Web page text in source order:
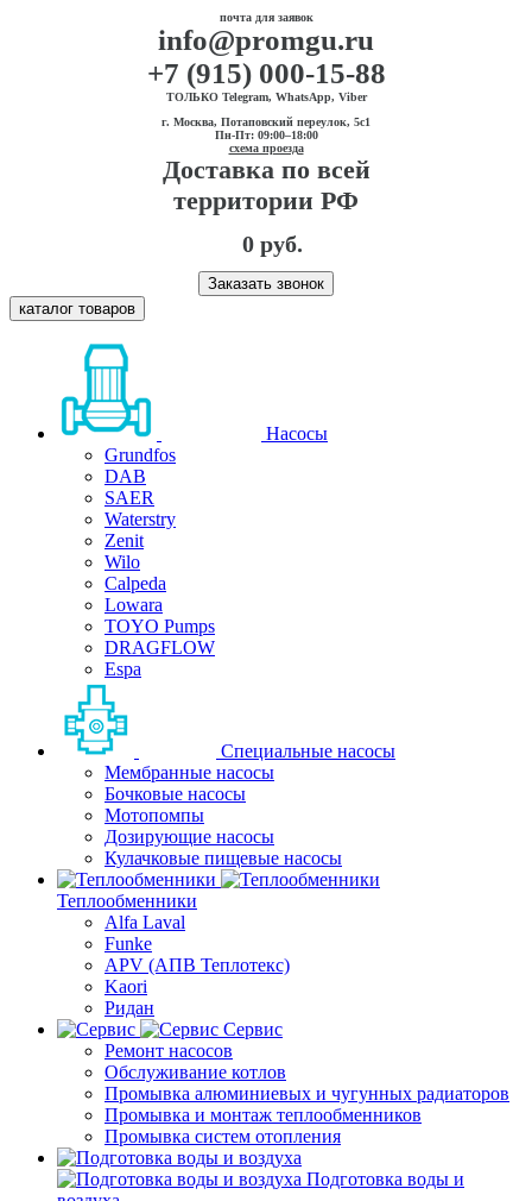
почта для заявок
info@promgu.ru
+7 (915) 000-15-88
ТОЛЬКО Telegram, WhatsApp, Viber
г. Москва, Потаповский переулок, 5с1
Пн-Пт: 09:00–18:00
схема проезда
Доставка по всей
территории РФ
0 руб.
Заказать звонок
каталог товаров
Насосы
Grundfos
DAB
SAER
Waterstry
Zenit
Wilo
Calpeda
Lowara
TOYO Pumps
DRAGFLOW
Espa
Специальные насосы
Мембранные насосы
Бочковые насосы
Мотопомпы
Дозирующие насосы
Кулачковые пищевые насосы
Теплообменники
Alfa Laval
Funke
APV (АПВ Теплотекс)
Kaori
Ридан
Сервис
Ремонт насосов
Обслуживание котлов
Промывка алюминиевых и чугунных радиаторов
Промывка и монтаж теплообменников
Промывка систем отопления
Подготовка воды и